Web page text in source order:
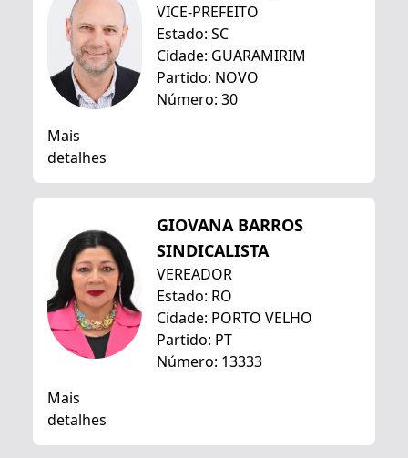
VICE-PREFEITO
Estado: SC
Cidade: GUARAMIRIM
Partido: NOVO
Número: 30
Mais
detalhes
GIOVANA BARROS
SINDICALISTA
VEREADOR
Estado: RO
Cidade: PORTO VELHO
Partido: PT
Número: 13333
Mais
detalhes